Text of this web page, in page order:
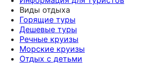
Виды отдыха
Горящие туры
Дешевые туры
Речные круизы
Морские круизы
Отдых с детьми